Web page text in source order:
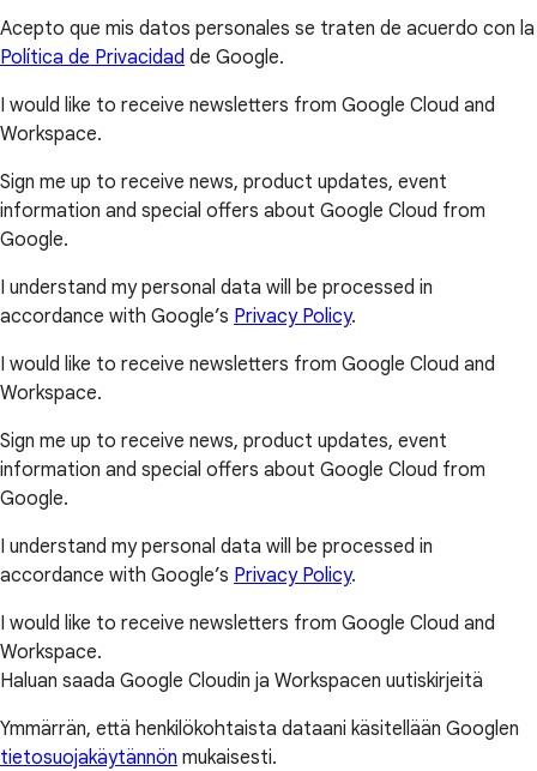
Acepto que mis datos personales se traten de acuerdo con la
Política de Privacidad de Google.
I would like to receive newsletters from Google Cloud and
Workspace.
Sign me up to receive news, product updates, event
information and special offers about Google Cloud from
Google.
I understand my personal data will be processed in
accordance with Google’s Privacy Policy.
I would like to receive newsletters from Google Cloud and
Workspace.
Sign me up to receive news, product updates, event
information and special offers about Google Cloud from
Google.
I understand my personal data will be processed in
accordance with Google’s Privacy Policy.
I would like to receive newsletters from Google Cloud and
Workspace.
Haluan saada Google Cloudin ja Workspacen uutiskirjeitä
Ymmärrän, että henkilökohtaista dataani käsitellään Googlen
tietosuojakäytännön mukaisesti.